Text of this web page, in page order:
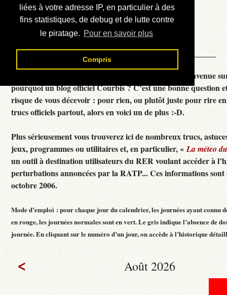
liées à votre adresse IP, en particulier à des
fins statistiques, de debug et de lutte contre
le piratage. Pour en savoir plus
Compris
Liens externes
Téléchargement
Contact
Courbis, « LE » Blog Officiel - je vous souhaite la bienvenue
pourquoi un blog officiel Courbis ? C’est une bonne question
risque de vous décevoir : pour rien, ou plutôt juste pour rire
trucs officiels partout, alors en voici un de plus :-D.
Plus sérieusement vous trouverez ici de nombreux trucs,
jeux, programmes ou utilitaires et, en particulier, «La méteo
un outil à destination utilisateurs du RER voulant accéder à
perturbations annoncées par la RATP... Ces informations sont
octobre 2006.
Mode d’emploi : pour chaque jour du calendrier, les journées ayant connu
en rouge, les journées normales sont en vert. Le gris indique l’absence de
journée. En cliquant sur le numéro d’un jour, on accède à l’historique
< Août 2026